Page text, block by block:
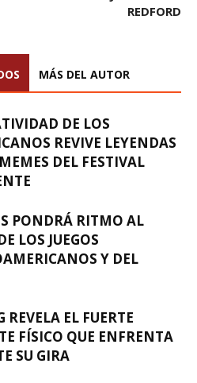
REDFORD
MÁS DEL AUTOR
DE LOS
REVIVE LEYENDAS
DEL FESTIVAL
PONDRÁ RITMO AL
LOS JUEGOS
Y DEL
REVELA EL FUERTE
FÍSICO QUE ENFRENTA
SU GIRA